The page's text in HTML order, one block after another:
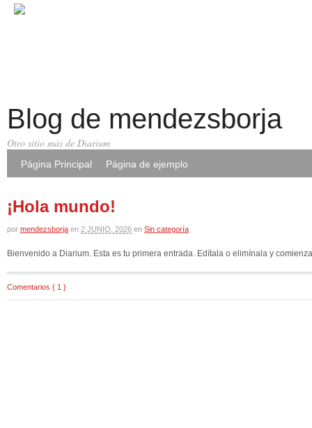
Blog de mendezsborja
Otro sitio más de Diarium
Página Principal Página de ejemplo
¡Hola mundo!
por mendezsborja en 2 JUNIO, 2026 en Sin categoría
Bienvenido a Diarium. Esta es tu primera entrada. Edítala o elimínala y
Comentarios { 1 }